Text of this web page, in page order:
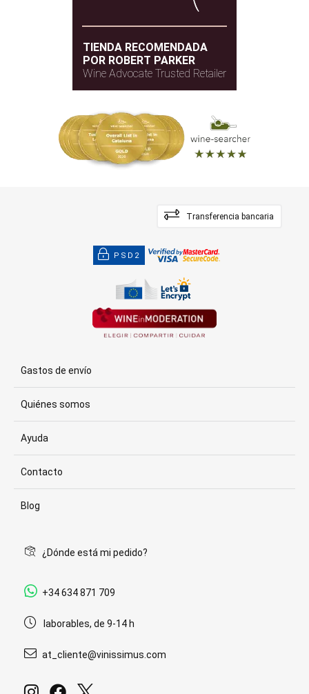
TIENDA RECOMENDADA
POR ROBERT PARKER
Wine Advocate Trusted Retailer
Transferencia bancaria
PSD2
Gastos de envío
Quiénes somos
Ayuda
Contacto
Blog
¿Dónde está mi pedido?
+34 634 871 709
laborables, de 9-14 h
at_cliente@vinissimus.com